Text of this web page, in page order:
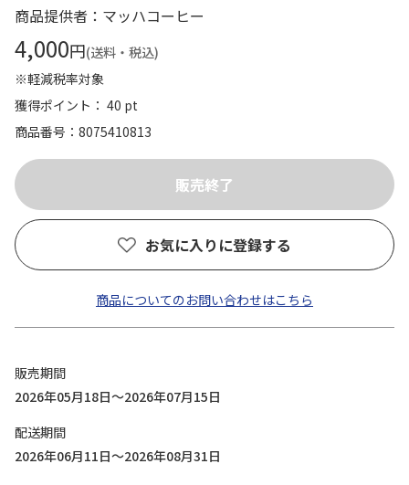
商品提供者：マッハコーヒー
4,000円(送料・税込)
※軽減税率対象
獲得ポイント： 40 pt
商品番号
8075410813
お気に入りに登録する
商品についてのお問い合わせはこちら
販売期間
2026年05月18日～2026年07月15日
配送期間
2026年06月11日～2026年08月31日